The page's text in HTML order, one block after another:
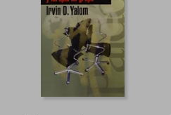
50%
dcto.
$ 85.535
$ 42.767